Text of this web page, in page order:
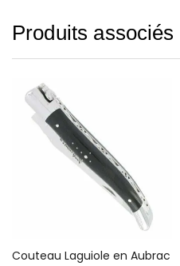
Produits associés
Couteau Laguiole en Aubrac